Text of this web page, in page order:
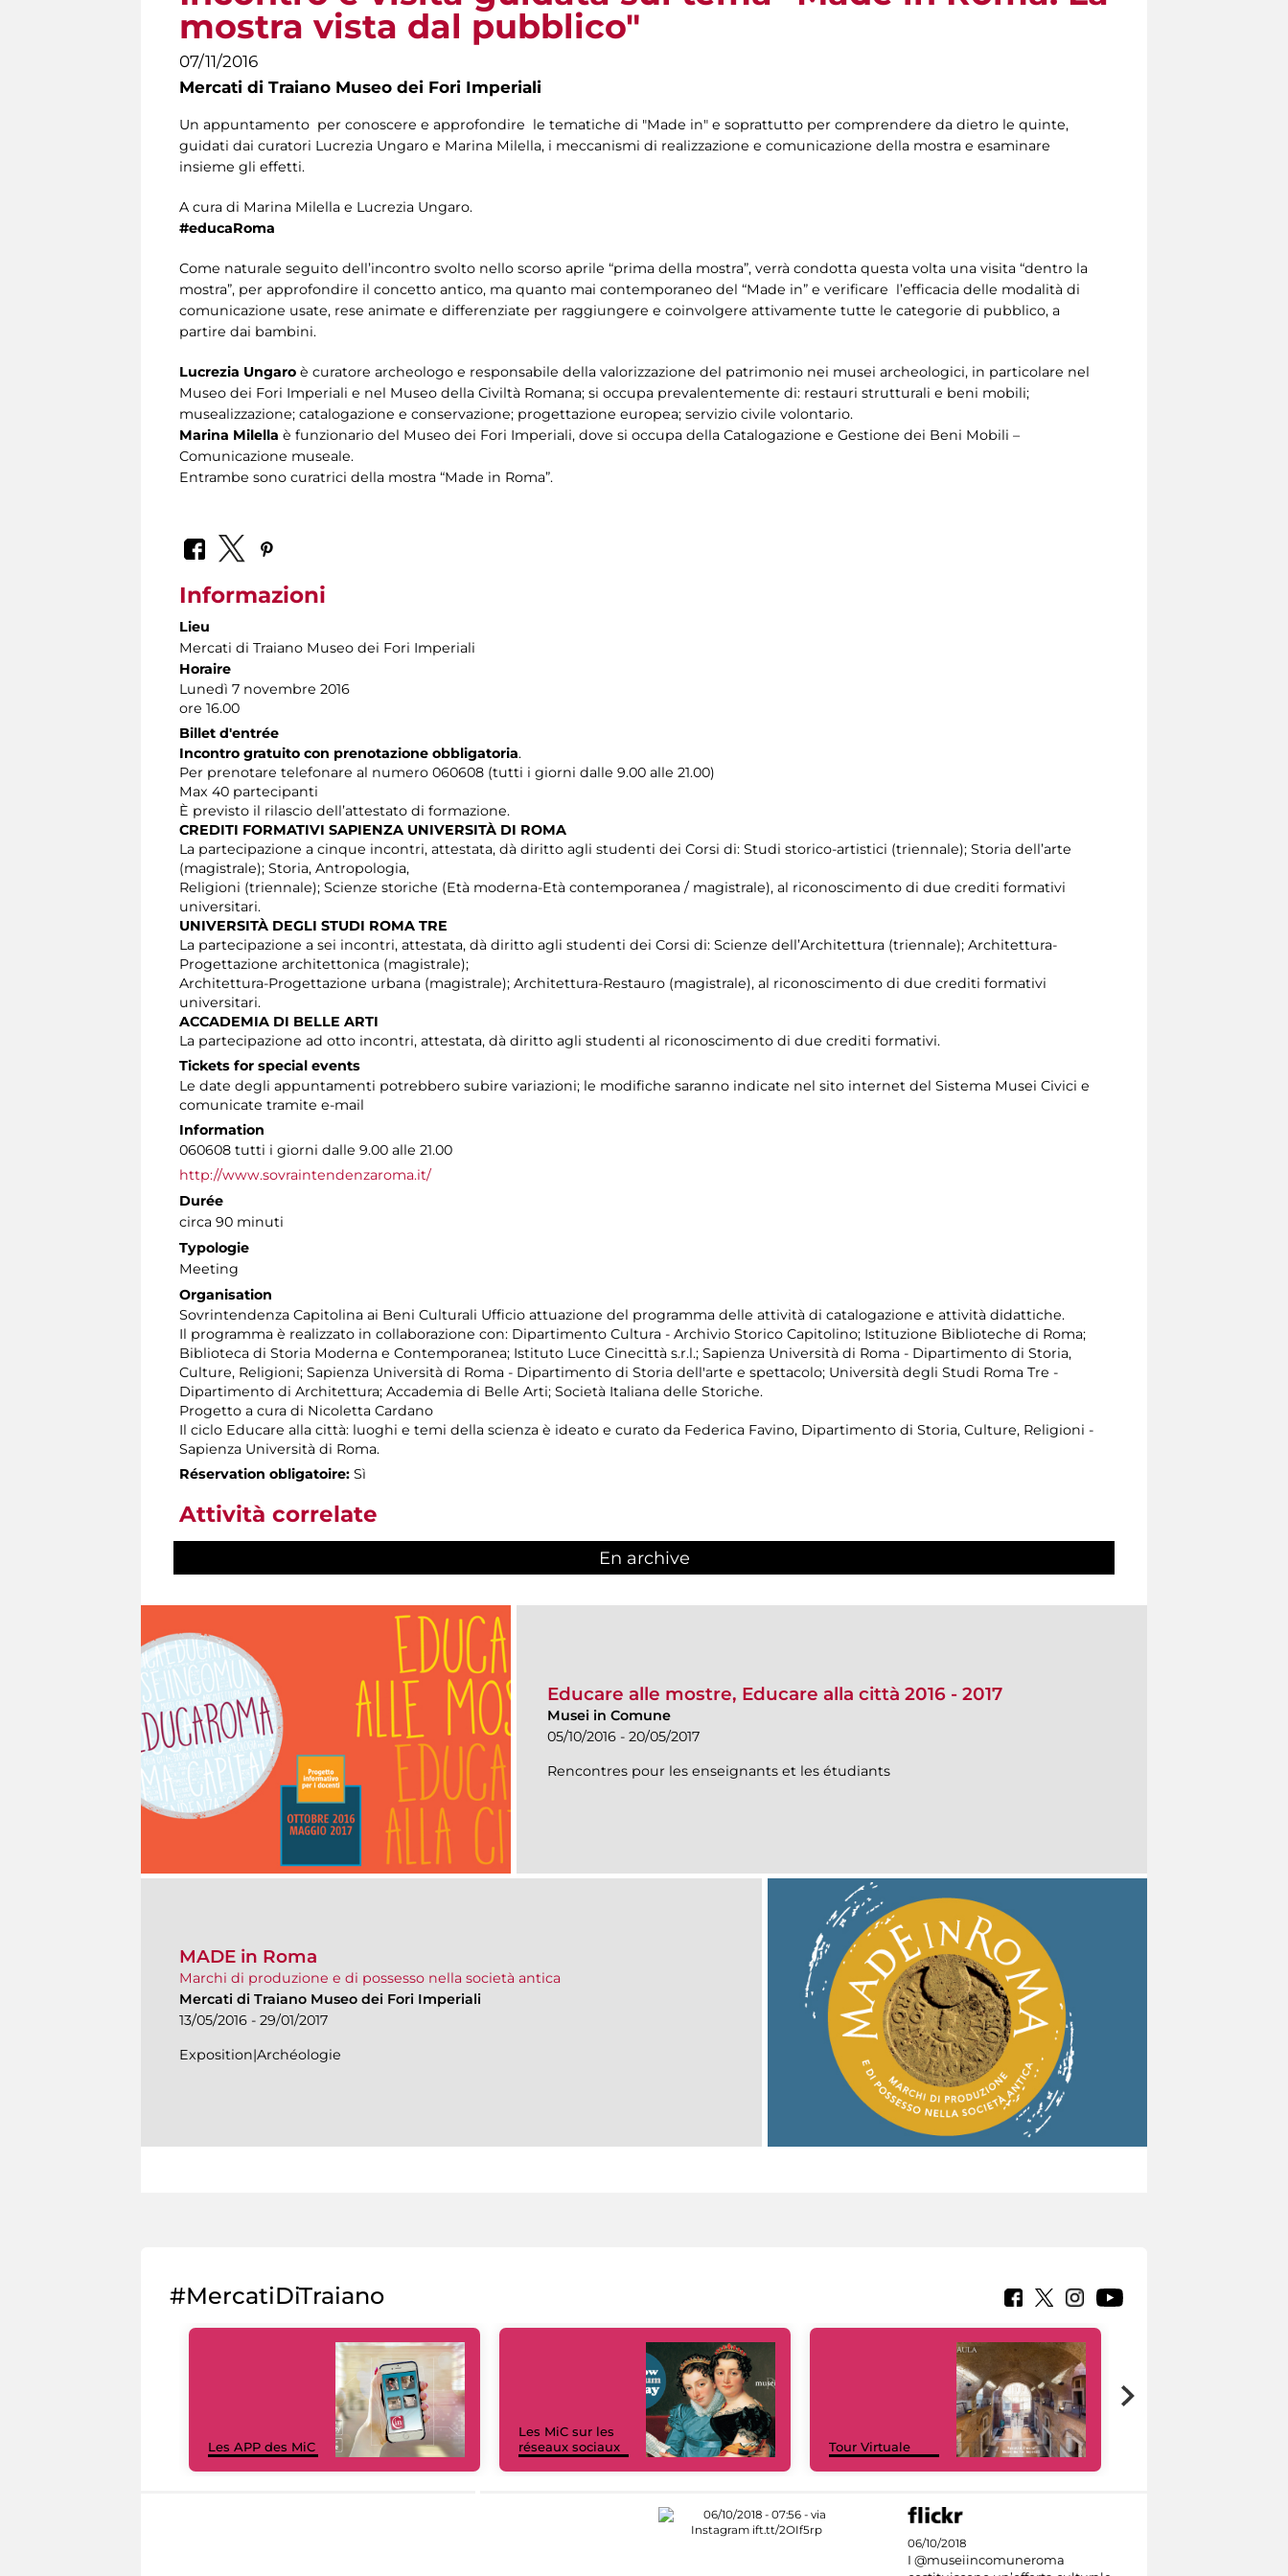
mostra vista dal pubblico"
07/11/2016
Mercati di Traiano Museo dei Fori Imperiali
Un appuntamento per conoscere e approfondire le tematiche di "Made in" e soprattutto per comprendere da dietro le quinte,
guidati dai curatori Lucrezia Ungaro e Marina Milella, i meccanismi di realizzazione e comunicazione della mostra e esaminare
insieme gli effetti.
A cura di Marina Milella e Lucrezia Ungaro.
#educaRoma
Come naturale seguito dell’incontro svolto nello scorso aprile “prima della mostra”, verrà condotta questa volta una visita “dentro la
mostra”, per approfondire il concetto antico, ma quanto mai contemporaneo del “Made in” e verificare l’efficacia delle modalità di
comunicazione usate, rese animate e differenziate per raggiungere e coinvolgere attivamente tutte le categorie di pubblico, a
partire dai bambini.
Lucrezia Ungaro è curatore archeologo e responsabile della valorizzazione del patrimonio nei musei archeologici, in particolare nel
Museo dei Fori Imperiali e nel Museo della Civiltà Romana; si occupa prevalentemente di: restauri strutturali e beni mobili;
musealizzazione; catalogazione e conservazione; progettazione europea; servizio civile volontario.
Marina Milella è funzionario del Museo dei Fori Imperiali, dove si occupa della Catalogazione e Gestione dei Beni Mobili –
Comunicazione museale.
Entrambe sono curatrici della mostra “Made in Roma”.
Informazioni
Lieu
Mercati di Traiano Museo dei Fori Imperiali
Horaire
Lunedì 7 novembre 2016
ore 16.00
Billet d'entrée
Incontro gratuito con prenotazione obbligatoria.
Per prenotare telefonare al numero 060608 (tutti i giorni dalle 9.00 alle 21.00)
Max 40 partecipanti
È previsto il rilascio dell’attestato di formazione.
CREDITI FORMATIVI SAPIENZA UNIVERSITÀ DI ROMA
La partecipazione a cinque incontri, attestata, dà diritto agli studenti dei Corsi di: Studi storico-artistici (triennale); Storia dell’arte
(magistrale); Storia, Antropologia,
Religioni (triennale); Scienze storiche (Età moderna-Età contemporanea / magistrale), al riconoscimento di due crediti formativi
universitari.
UNIVERSITÀ DEGLI STUDI ROMA TRE
La partecipazione a sei incontri, attestata, dà diritto agli studenti dei Corsi di: Scienze dell’Architettura (triennale); Architettura-
Progettazione architettonica (magistrale);
Architettura-Progettazione urbana (magistrale); Architettura-Restauro (magistrale), al riconoscimento di due crediti formativi
universitari.
ACCADEMIA DI BELLE ARTI
La partecipazione ad otto incontri, attestata, dà diritto agli studenti al riconoscimento di due crediti formativi.
Tickets for special events
Le date degli appuntamenti potrebbero subire variazioni; le modifiche saranno indicate nel sito internet del Sistema Musei Civici e
comunicate tramite e-mail
Information
060608 tutti i giorni dalle 9.00 alle 21.00
http://www.sovraintendenzaroma.it/
Durée
circa 90 minuti
Typologie
Meeting
Organisation
Sovrintendenza Capitolina ai Beni Culturali Ufficio attuazione del programma delle attività di catalogazione e attività didattiche.
Il programma è realizzato in collaborazione con: Dipartimento Cultura - Archivio Storico Capitolino; Istituzione Biblioteche di Roma;
Biblioteca di Storia Moderna e Contemporanea; Istituto Luce Cinecittà s.r.l.; Sapienza Università di Roma - Dipartimento di Storia,
Culture, Religioni; Sapienza Università di Roma - Dipartimento di Storia dell'arte e spettacolo; Università degli Studi Roma Tre -
Dipartimento di Architettura; Accademia di Belle Arti; Società Italiana delle Storiche.
Progetto a cura di Nicoletta Cardano
Il ciclo Educare alla città: luoghi e temi della scienza è ideato e curato da Federica Favino, Dipartimento di Storia, Culture, Religioni -
Sapienza Università di Roma.
Réservation obligatoire: Sì
Attività correlate
En archive
Educare alle mostre, Educare alla città 2016 - 2017
Musei in Comune
05/10/2016 - 20/05/2017
Rencontres pour les enseignants et les étudiants
MADE in Roma
Marchi di produzione e di possesso nella società antica
Mercati di Traiano Museo dei Fori Imperiali
13/05/2016 - 29/01/2017
Exposition|Archéologie
#MercatiDiTraiano
Les APP des MiC
Les MiC sur les
réseaux sociaux
Tour Virtuale
06/10/2018
I @museiincomuneroma